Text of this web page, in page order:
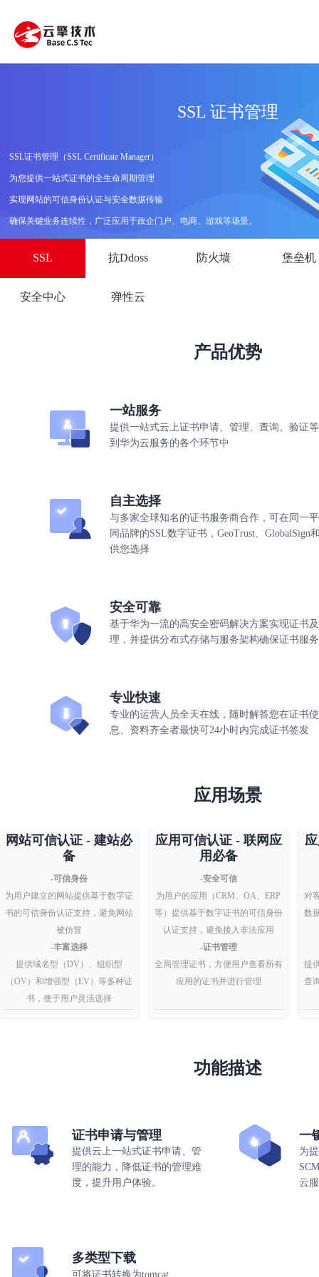
SSL 证书管理
SSL证书管理（SSL Certificate Manager）
为您提供一站式证书的全生命周期管理
实现网站的可信身份认证与安全数据传输
确保关键业务连续性，广泛应用于政企门户、电商、游戏等场景。
SSL 抗Ddoss 防火墙 堡垒机
安全中心 弹性云
产品优势
一站服务
提供一站式云上证书申请、管理、查询、验证
到华为云服务的各个环节中
自主选择
与多家全球知名的证书服务商合作，可在同一
同品牌的SSL数字证书，GeoTrust、GlobalSign
供您选择
安全可靠
基于华为一流的高安全密码解决方案实现证书
理，并提供分布式存储与服务架构确保证书服
专业快速
专业的运营人员全天在线，随时解答您在证书
息、资料齐全者最快可24小时内完成证书签发
应用场景
网站可信认证 - 建站必
备
-可信身份
为用户建立的网站提供基于数字证
书的可信身份认证支持，避免网站
被仿冒
-丰富选择
提供域名型（DV）、组织型
（OV）和增强型（EV）等多种证
书，便于用户灵活选择
应用可信认证 - 联网应
用必备
-安全可信
为用户的应用（CRM、OA、ERP
等）提供基于数字证书的可信身份
认证支持，避免接入非法应用
-证书管理
全局管理证书，方便用户查看所有
应用的证书并进行管理
对
数
提
查
功能描述
证书申请与管理
提供云上一站式证书申请、管
理的能力，降低证书的管理难
度，提升用户体验。
一
为
云
多类型下载
可将证书转换为tomcat、